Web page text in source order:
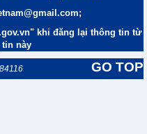
khi đăng lại thông tin từ
tin này
GO TOP